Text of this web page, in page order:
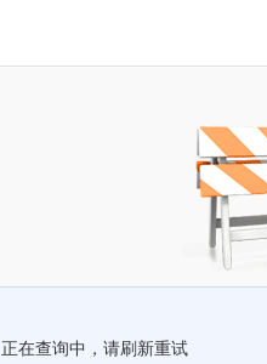
正在查询中，请刷新重试